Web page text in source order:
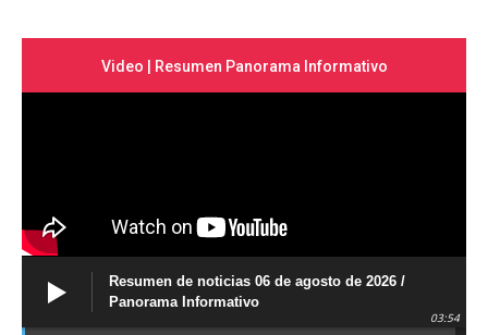
Video | Resumen Panorama Informativo
Resumen de noticias 06 de agosto de 2026 /
Panorama Informativo
03:54